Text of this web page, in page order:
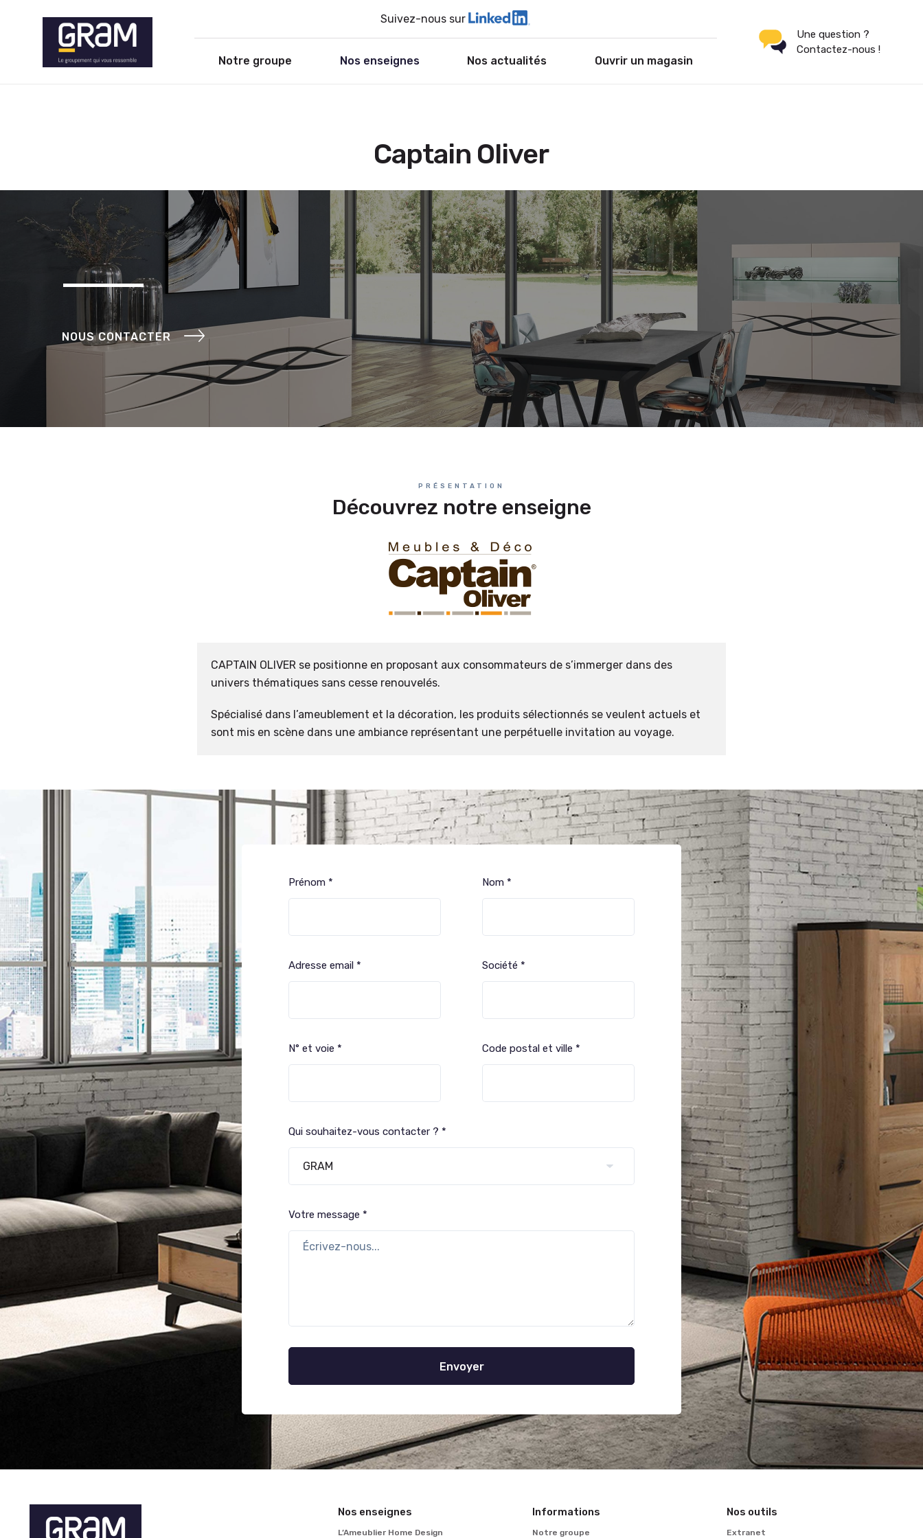
Suivez-nous sur
Notre groupe Nos enseignes Nos actualités Ouvrir un magasin
Une question ?
Contactez-nous !
Captain Oliver
NOUS CONTACTER
PRÉSENTATION
Découvrez notre enseigne
CAPTAIN OLIVER se positionne en proposant aux consommateurs de s’immerger dans des
univers thématiques sans cesse renouvelés.
Spécialisé dans l’ameublement et la décoration, les produits sélectionnés se veulent actuels et
sont mis en scène dans une ambiance représentant une perpétuelle invitation au voyage.
Prénom * Nom *
Adresse email * Société *
N° et voie * Code postal et ville *
Qui souhaitez-vous contacter ? *
Votre message *
Nos enseignes
L’Ameublier Home Design
Informations
Notre groupe
Nos outils
Extranet